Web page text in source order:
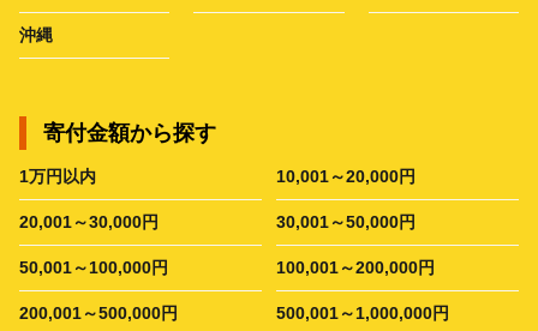
沖縄
寄付金額から探す
1万円以内 10,001～20,000円
20,001～30,000円 30,001～50,000円
50,001～100,000円 100,001～200,000円
200,001～500,000円 500,001～1,000,000円